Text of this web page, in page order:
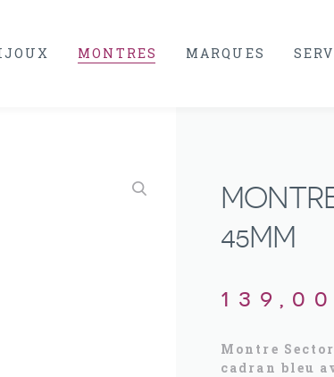
MONTRES MARQUES
45MM
139,00
Montre
cadran bleu